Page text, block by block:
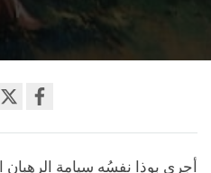
أجرى بوذا نفسُه سيامة الرهبان